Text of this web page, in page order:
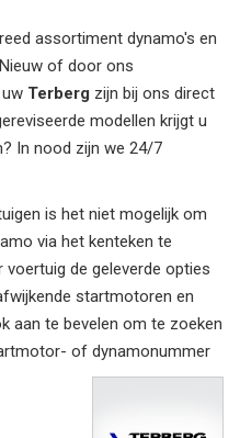
assortiment dynamo's en
of door ons
Terberg zijn bij ons direct
modellen krijgt u
In nood zijn we 24/7
is het niet mogelijk om
via het kenteken te
de geleverde opties
startmotoren en
aan te bevelen om te zoeken
of dynamonummer